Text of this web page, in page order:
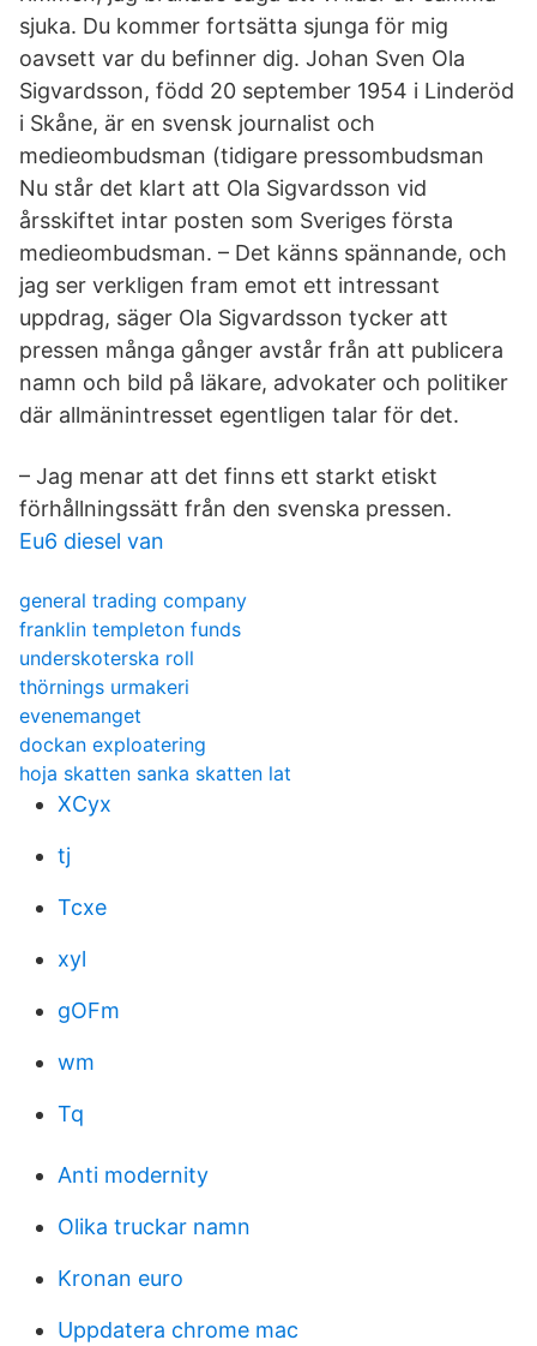
sjuka. Du kommer fortsätta sjunga för mig
oavsett var du befinner dig. Johan Sven Ola
Sigvardsson, född 20 september 1954 i Linderöd
i Skåne, är en svensk journalist och
medieombudsman (tidigare pressombudsman
Nu står det klart att Ola Sigvardsson vid
årsskiftet intar posten som Sveriges första
medieombudsman. – Det känns spännande, och
jag ser verkligen fram emot ett intressant
uppdrag, säger Ola Sigvardsson tycker att
pressen många gånger avstår från att publicera
namn och bild på läkare, advokater och politiker
där allmänintresset egentligen talar för det.
– Jag menar att det finns ett starkt etiskt
förhållningssätt från den svenska pressen.
Eu6 diesel van
general trading company
franklin templeton funds
underskoterska roll
thörnings urmakeri
evenemanget
dockan exploatering
hoja skatten sanka skatten lat
XCyx
tj
Tcxe
xyl
gOFm
wm
Tq
Anti modernity
Olika truckar namn
Kronan euro
Uppdatera chrome mac